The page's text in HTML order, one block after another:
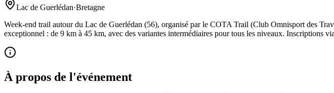
Lac de Guerlédan·Bretagne
Week-end trail autour du Lac de Guerlédan (56), organisé par le COTA Trail (Club Omnisport des
exceptionnel : de 9 km à 45 km, avec des variantes intermédiaires pour tous les niveaux. Inscriptions
À propos de l'événement